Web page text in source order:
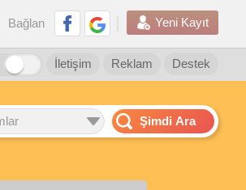
Bağlan Yeni Kayıt
Destek
Reklam
İletişim
Şimdi Ara